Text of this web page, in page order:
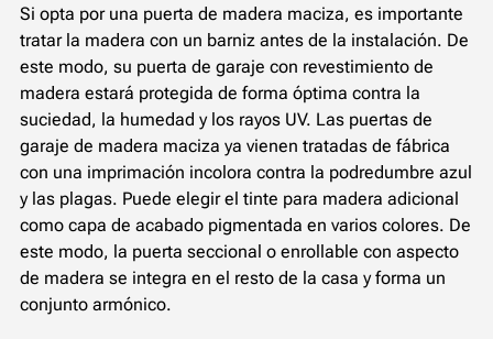
Si opta por una puerta de madera maciza, es importante
tratar la madera con un barniz antes de la instalación. De
este modo, su puerta de garaje con revestimiento de
madera estará protegida de forma óptima contra la
suciedad, la humedad y los rayos UV. Las puertas de
garaje de madera maciza ya vienen tratadas de fábrica
con una imprimación incolora contra la podredumbre azul
y las plagas. Puede elegir el tinte para madera adicional
como capa de acabado pigmentada en varios colores. De
este modo, la puerta seccional o enrollable con aspecto
de madera se integra en el resto de la casa y forma un
conjunto armónico.